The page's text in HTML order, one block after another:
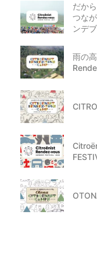
だか
つな
ンデ
雨の